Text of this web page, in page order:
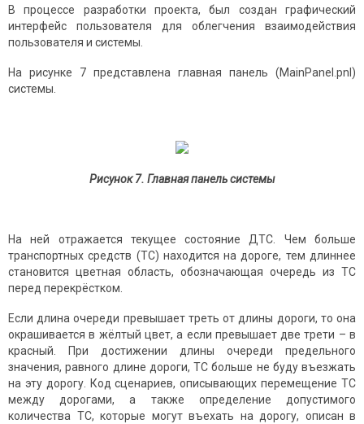
В процессе разработки проекта, был создан графический
интерфейс пользователя для облегчения взаимодействия
пользователя и системы.
На рисунке 7 представлена главная панель (MainPanel.pnl)
системы.
Рисунок 7. Главная панель системы
На ней отражается текущее состояние ДТС. Чем больше
транспортных средств (ТС) находится на дороге, тем длиннее
становится цветная область, обозначающая очередь из ТС
перед перекрёстком.
Если длина очереди превышает треть от длины дороги, то она
окрашивается в жёлтый цвет, а если превышает две трети – в
красный. При достижении длины очереди предельного
значения, равного длине дороги, ТС больше не буду въезжать
на эту дорогу. Код сценариев, описывающих перемещение ТС
между дорогами, а также определение допустимого
количества ТС, которые могут въехать на дорогу, описан в